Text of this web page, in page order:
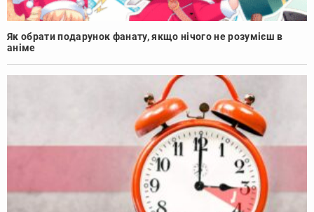
Як обрати подарунок фанату, якщо нічого не розумієш в
аніме